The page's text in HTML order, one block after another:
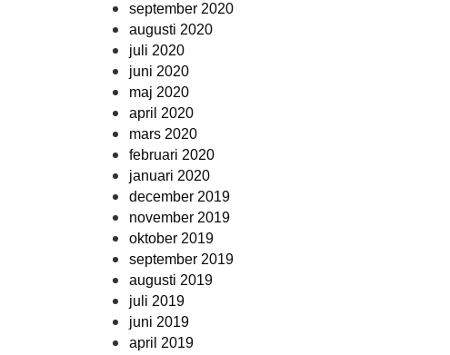
september 2020
augusti 2020
juli 2020
juni 2020
maj 2020
april 2020
mars 2020
februari 2020
januari 2020
december 2019
november 2019
oktober 2019
september 2019
augusti 2019
juli 2019
juni 2019
april 2019